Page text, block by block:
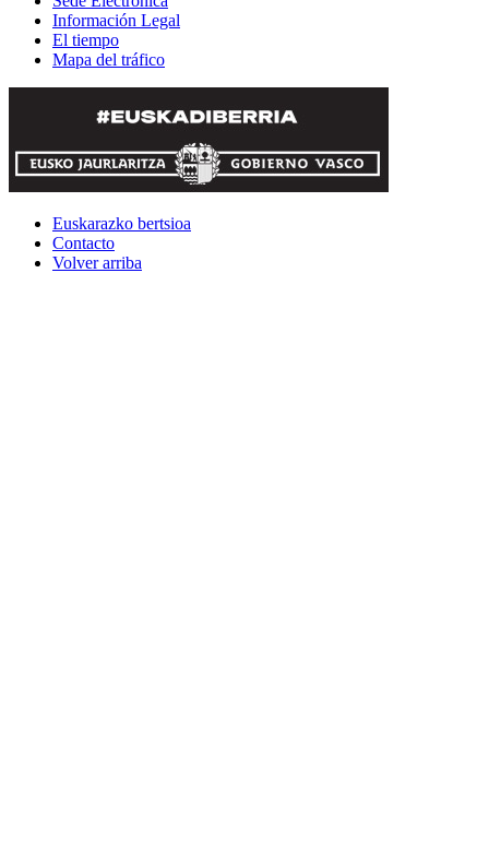
Información Legal
El tiempo
Mapa del tráfico
Euskarazko bertsioa
Contacto
Volver arriba